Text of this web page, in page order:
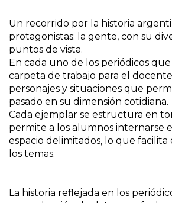
Un recorrido por la historia
protagonistas: la gente, con su
puntos de vista.
En cada uno de los periódicos
carpeta de trabajo para el
personajes y situaciones que
pasado en su dimensión cotidiana.
Cada ejemplar se estructura en
permite a los alumnos internarse
espacio delimitados, lo que
los temas.
La historia reflejada en los